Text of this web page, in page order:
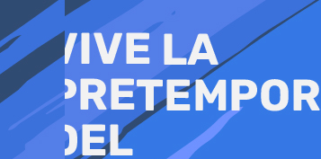
al
contenido